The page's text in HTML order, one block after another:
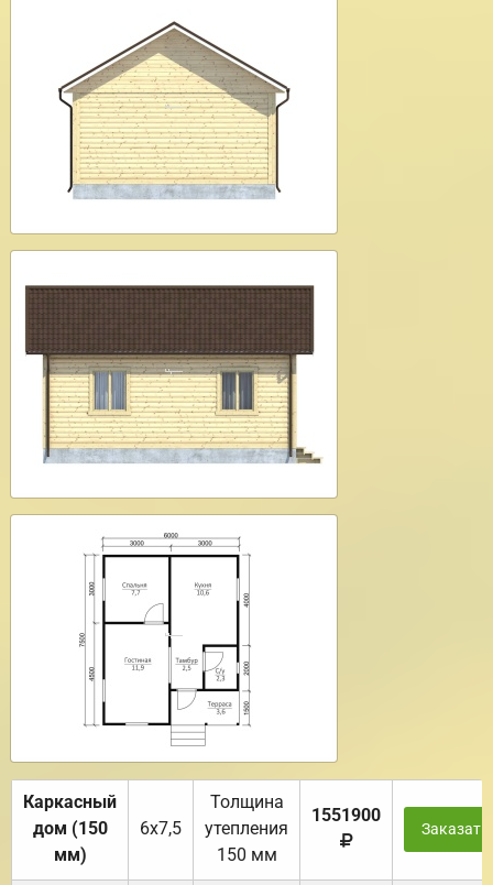
Каркасный
дом (150
мм)
6х7,5
Толщина
утепления
150 мм
1551900
Заказать